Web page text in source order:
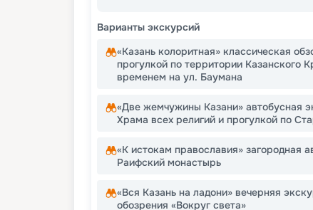
Варианты экскурсий
«Казань колоритная» классическая
прогулкой по территории Казанского
временем на ул. Баумана
«Две жемчужины Казани» автобусная
Храма всех религий и прогулкой по
«К истокам православия» загородная
Раифский монастырь
«Вся Казань на ладони» вечерняя
обозрения «Вокруг света»